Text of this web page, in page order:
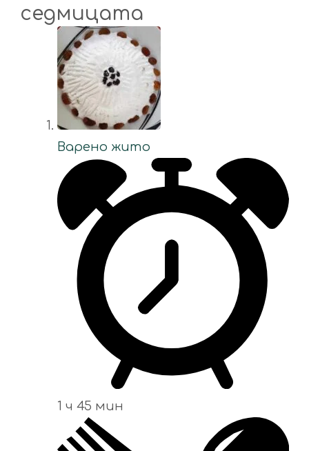
седмицата
Варено жито
1 ч 45 мин